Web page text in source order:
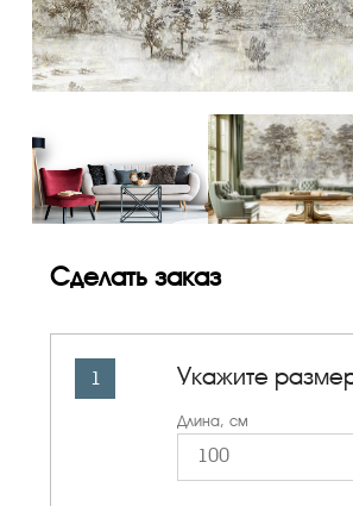
Сделать заказ
1 Укажите
Длина, см